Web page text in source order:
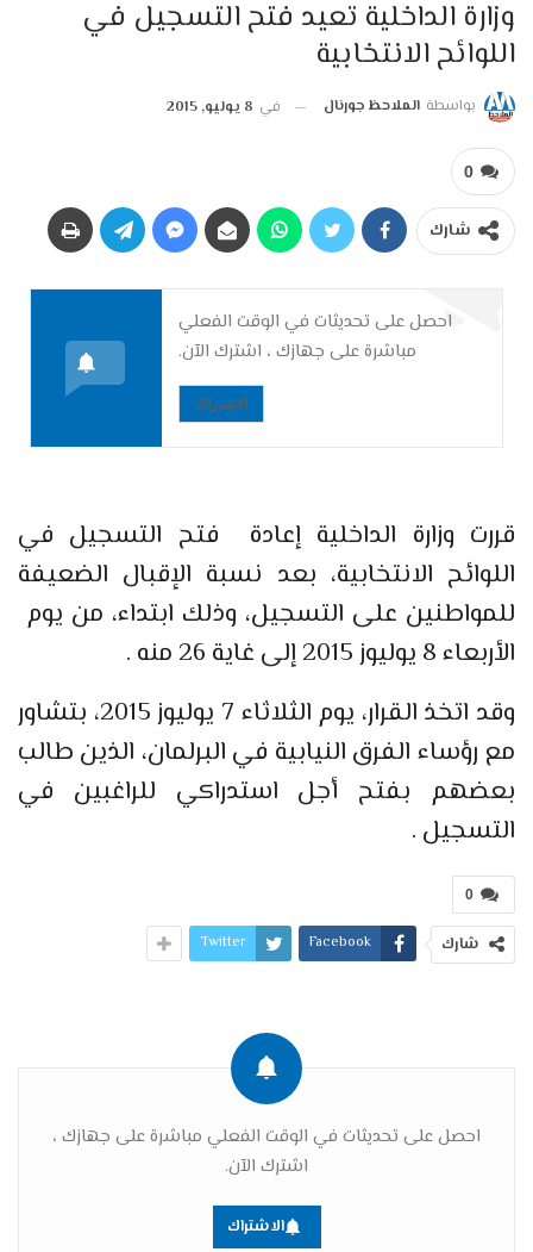
وزارة الداخلية تعيد فتح التسجيل في
اللوائح الانتخابية
بواسطة الملاحظ جورنال في 8 يوليو, 2015
0
شارك
احصل على تحديثات في الوقت الفعلي
مباشرة على جهازك ، اشترك الآن.
الاشتراك
قررت وزارة الداخلية إعادة فتح التسجيل في
اللوائح الانتخابية، بعد نسبة الإقبال الضعيفة
للمواطنين على التسجيل، وذلك ابتداء، من يوم
الأربعاء 8 يوليوز 2015 إلى غاية 26 منه .
وقد اتخذ القرار، يوم الثلاثاء 7 يوليوز 2015، بتشاور
مع رؤساء الفرق النيابية في البرلمان، الذين طالب
بعضهم بفتح أجل استدراكي للراغبين في
التسجيل .
0
شارك Facebook
Twitter
احصل على تحديثات في الوقت الفعلي مباشرة على جهازك ،
اشترك الآن.
الاشتراك